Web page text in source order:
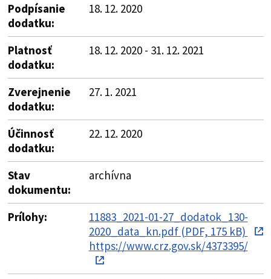
Podpísanie
dodatku:
18. 12. 2020
Platnosť
dodatku:
18. 12. 2020 - 31. 12. 2021
Zverejnenie
dodatku:
27. 1. 2021
Účinnosť
dodatku:
22. 12. 2020
Stav
dokumentu:
archívna
Prílohy:
11883_2021-01-27_dodatok_130-
2020_data_kn.pdf (PDF, 175 kB)
https://www.crz.gov.sk/4373395/